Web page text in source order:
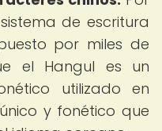
de escritura
por miles de
el Hangul es un
utilizado en
y fonético que